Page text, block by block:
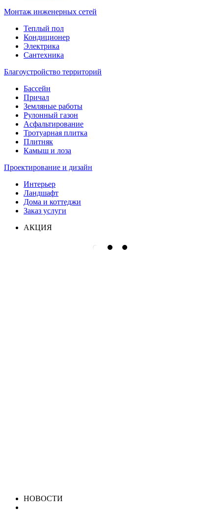
Монтаж инженерных сетей
Теплый пол
Кондиционер
Электрика
Сантехника
Благоустройство территорий
Бассейн
Причал
Земляные работы
Рулонный газон
Асфальтирование
Тротуарная плитка
Плитняк
Камыш и лоза
Проектирование и дизайн
Интерьер
Ландшафт
Дома и коттеджи
Заказ услуги
АКЦИЯ
НОВОСТИ